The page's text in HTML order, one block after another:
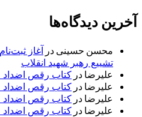
آخرین دیدگاه‌ها
محسن حسینی در آغاز
تشییع رهبر شهید انقلاب
علیرضا در کتاب رقص اضداد
علیرضا در کتاب رقص اضداد
علیرضا در کتاب رقص اضداد
علیرضا در کتاب رقص اضداد